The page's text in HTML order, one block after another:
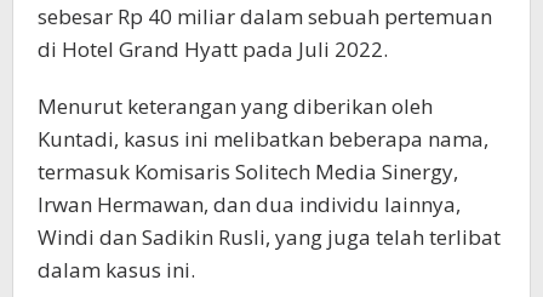
sebesar Rp 40 miliar dalam sebuah pertemuan
di Hotel Grand Hyatt pada Juli 2022.
Menurut keterangan yang diberikan oleh
Kuntadi, kasus ini melibatkan beberapa nama,
termasuk Komisaris Solitech Media Sinergy,
Irwan Hermawan, dan dua individu lainnya,
Windi dan Sadikin Rusli, yang juga telah terlibat
dalam kasus ini.